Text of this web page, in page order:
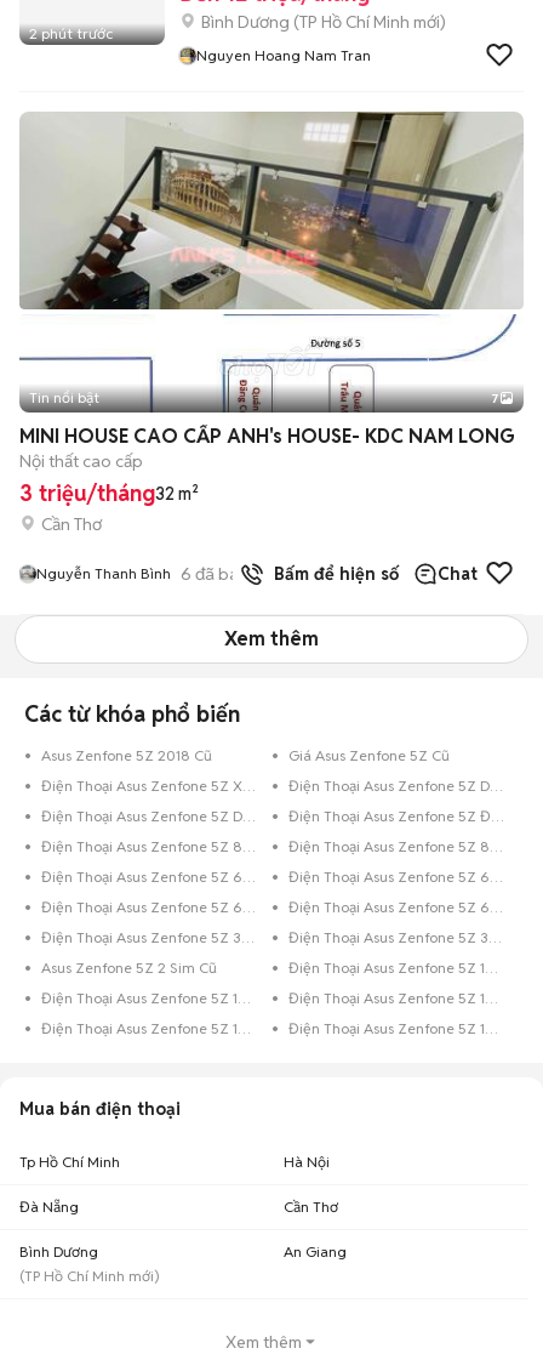
2 phút trước
Bình Dương (TP Hồ Chí Minh mới)
Nguyen Hoang Nam Tran
+2
Tin nổi bật 7
MINI HOUSE CAO CẤP ANH's HOUSE- KDC NAM LONG
Nội thất cao cấp
3 triệu/tháng32 m²
Cần Thơ
Nguyễn Thanh Bình 6 đã bán Bấm để hiện số Chat
Xem thêm
Các từ khóa phổ biến
Asus Zenfone 5Z 2018 Cũ
Giá Asus Zenfone 5Z Cũ
Điện Thoại Asus Zenfone 5Z Xanh Dương
Điện Thoại Asus Zenfone 5Z Dưới 8GB Đen
Điện Thoại Asus Zenfone 5Z Dưới 8GB Bạc
Điện Thoại Asus Zenfone 5Z Đen
Điện Thoại Asus Zenfone 5Z 8GB Trắng
Điện Thoại Asus Zenfone 5Z 8GB Đen
Điện Thoại Asus Zenfone 5Z 64GB Xám
Điện Thoại Asus Zenfone 5Z 64GB Đen Bóng
Điện Thoại Asus Zenfone 5Z 64GB Đen
Điện Thoại Asus Zenfone 5Z 64GB Bạc
Điện Thoại Asus Zenfone 5Z 32GB Đỏ
Điện Thoại Asus Zenfone 5Z 32GB Đen
Asus Zenfone 5Z 2 Sim Cũ
Điện Thoại Asus Zenfone 5Z 16GB Xanh Dương
Điện Thoại Asus Zenfone 5Z 16GB Vàng
Điện Thoại Asus Zenfone 5Z 16GB Đỏ
Điện Thoại Asus Zenfone 5Z 16GB Đen Bóng
Điện Thoại Asus Zenfone 5Z 16GB Đen
Mua bán điện thoại
Tp Hồ Chí Minh Hà Nội
Đà Nẵng Cần Thơ
Bình Dương
(TP Hồ Chí Minh mới)
An Giang
Xem thêm